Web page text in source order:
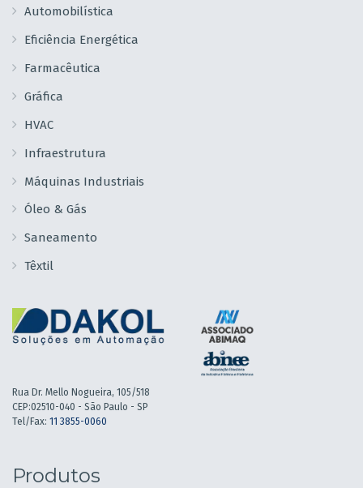
Automobilística
Eficiência Energética
Farmacêutica
Gráfica
HVAC
Infraestrutura
Máquinas Industriais
Óleo & Gás
Saneamento
Têxtil
Rua Dr. Mello Nogueira, 105/518
CEP:02510-040 - São Paulo - SP
Tel/Fax: 11 3855-0060
Produtos